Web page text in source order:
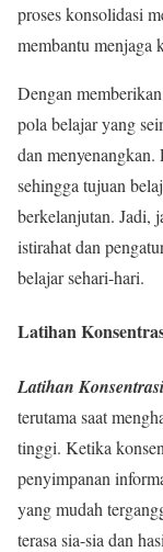
proses konsolidasi
membantu menjaga
Dengan
pola belajar yang
dan
sehingga tujuan
berkelanjutan. Jadi,
istirahat dan
belajar sehari-hari.
Latihan
Latihan
terutama saat
tinggi. Ketika
penyimpanan
yang mudah
terasa sia-sia dan